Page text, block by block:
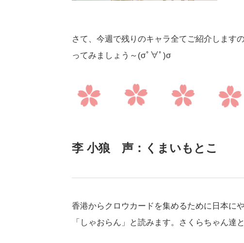
さて、今週で残りのキャラ全てご紹介します
ってみましょう～(σﾟ∀ﾟ)σ
李 小狼 声：くまいもとこ
香港からクロウカードを集めるために日本に
「しゃおらん」と読みます。さくらちゃん達